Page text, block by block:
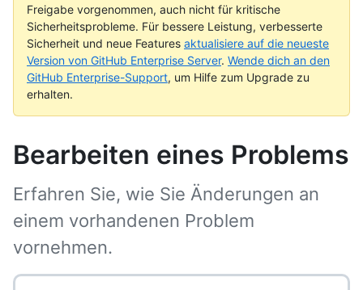
Freigabe vorgenommen, auch nicht für kritische
Sicherheitsprobleme. Für bessere Leistung, verbesserte
Sicherheit und neue Features aktualisiere auf die neueste
Version von GitHub Enterprise Server. Wende dich an den
GitHub Enterprise-Support, um Hilfe zum Upgrade zu
erhalten.
Bearbeiten eines Problems
Erfahren Sie, wie Sie Änderungen an
einem vorhandenen Problem
vornehmen.